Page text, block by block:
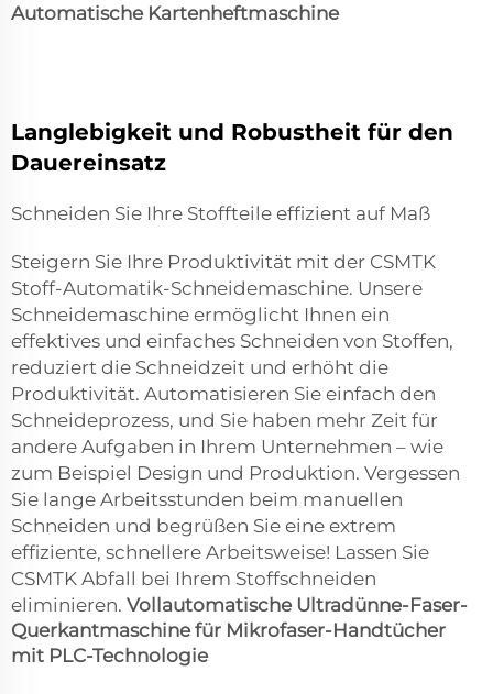
Automatische Kartenheftmaschine
Langlebigkeit und Robustheit für den
Dauereinsatz
Schneiden Sie Ihre Stoffteile effizient auf Maß
Steigern Sie Ihre Produktivität mit der CSMTK
Stoff-Automatik-Schneidemaschine. Unsere
Schneidemaschine ermöglicht Ihnen ein
effektives und einfaches Schneiden von Stoffen,
reduziert die Schneidzeit und erhöht die
Produktivität. Automatisieren Sie einfach den
Schneideprozess, und Sie haben mehr Zeit für
andere Aufgaben in Ihrem Unternehmen – wie
zum Beispiel Design und Produktion. Vergessen
Sie lange Arbeitsstunden beim manuellen
Schneiden und begrüßen Sie eine extrem
effiziente, schnellere Arbeitsweise! Lassen Sie
CSMTK Abfall bei Ihrem Stoffschneiden
eliminieren. Vollautomatische Ultradünne-Faser-
Querkantmaschine für Mikrofaser-Handtücher
mit PLC-Technologie